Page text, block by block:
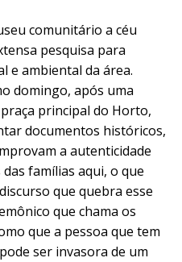
comunitário a céu
pesquisa para
e ambiental da área.
domingo, após uma
principal do Horto,
documentos históricos,
a autenticidade
famílias aqui, o que
que quebra esse
que chama os
que a pessoa que tem
ser invasora de um